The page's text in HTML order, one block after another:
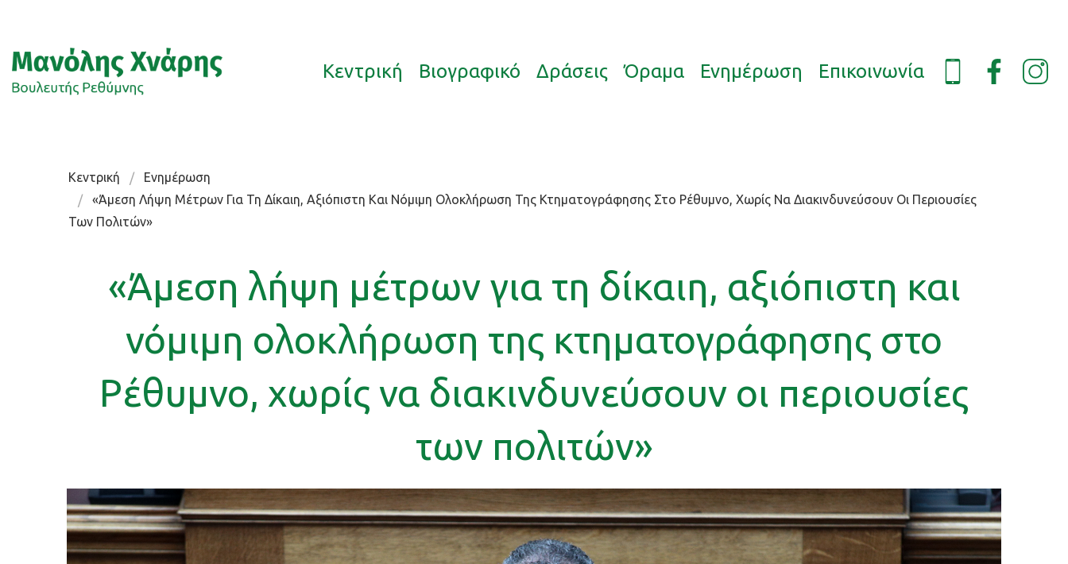
Κεντρική Βιογραφικό Δράσεις Όραμα Ενημέρωση Επικοινωνία
Κεντρική
Ενημέρωση
«Άμεση Λήψη Μέτρων Για Τη Δίκαιη, Αξιόπιστη Και Νόμιμη Ολοκλήρωση Της Κτηματογράφησης Στο Ρέθυμνο, Χωρίς Να Διακινδυνεύσουν Οι Περιουσίες
Των Πολιτών»
«Άμεση λήψη μέτρων για τη δίκαιη, αξιόπιστη και
νόμιμη ολοκλήρωση της κτηματογράφησης στο
Ρέθυμνο, χωρίς να διακινδυνεύσουν οι περιουσίες
των πολιτών»